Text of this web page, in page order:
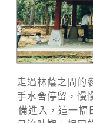
走過林蔭之間的
手水舍停留，慢
備進入，這一幅